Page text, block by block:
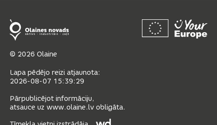
© 2026 Olaine
Lapa pēdējo reizi atjaunota:
2026-08-07 15:39:29
Pārpublicējot informāciju,
atsauce uz www.olaine.lv obligāta.